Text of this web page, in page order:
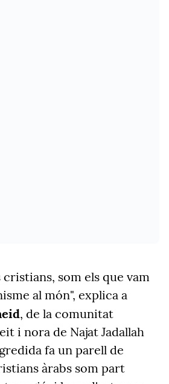
som els que vam
al món", explica a
, de la comunitat
i nora de Najat Jadallah
fa un parell de
àrabs som part